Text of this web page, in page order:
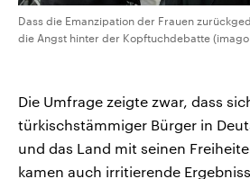
Dass die Emanzipation der Frauen
die Angst hinter der Kopftuchdebatte
Die Umfrage zeigte zwar, dass
türkischstämmiger Bürger in
und das Land mit seinen
kamen auch irritierende